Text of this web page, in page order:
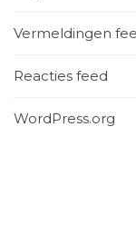
Vermeldingen
Reacties feed
WordPress.org